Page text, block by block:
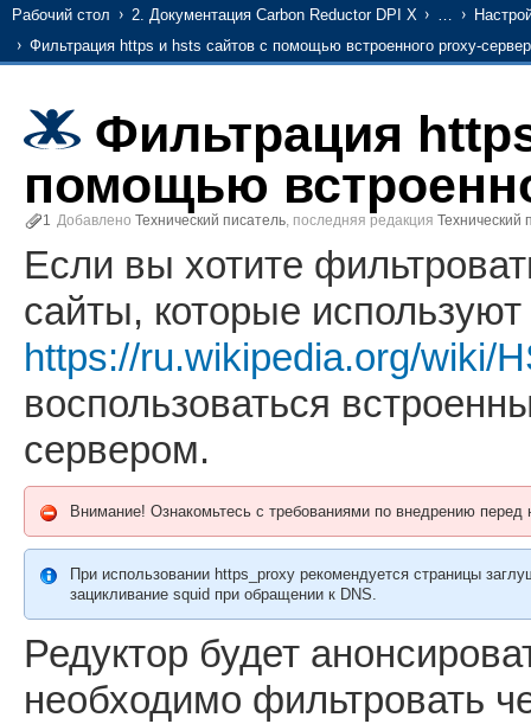
Рабочий стол 2. Документация Carbon Reductor DPI X …
Фильтрация https и hsts сайтов с помощью встроенного proxy-
Фильтрация
помощью
1 Добавлено Технический писатель, последняя редакция Технический
Если вы хотите
сайты, которые
https://ru.wikipedia.org/wiki/
воспользоваться
сервером.
Внимание! Ознакомьтесь с требованиями по внедрению
При использовании https_proxy рекомендуется страницы
зацикливание squid при обращении к DNS.
Редуктор будет
необходимо фильтровать